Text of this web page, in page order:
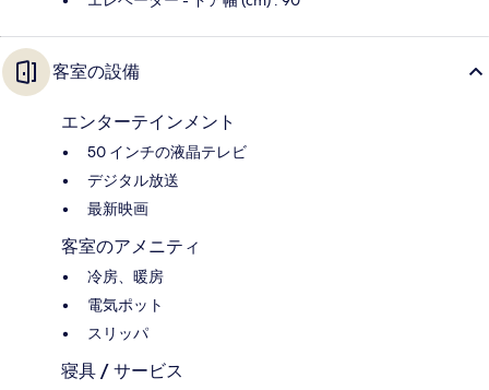
客室の設備
エンターテインメント
50 インチの液晶テレビ
デジタル放送
最新映画
客室のアメニティ
冷房、暖房
電気ポット
スリッパ
寝具 / サービス